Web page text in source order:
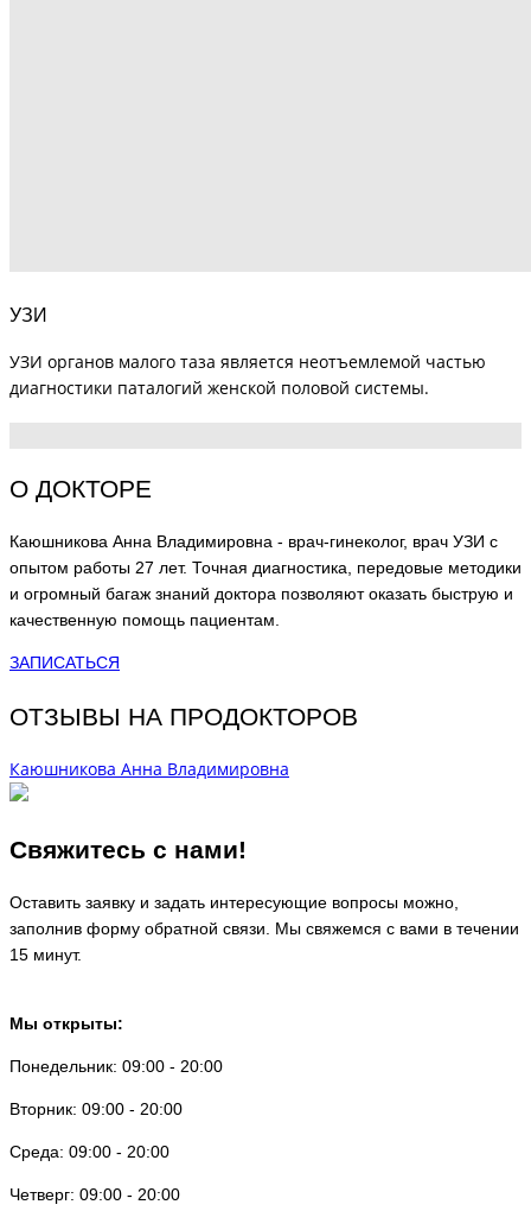
УЗИ
УЗИ органов малого таза является неотъемлемой частью
диагностики паталогий женской половой системы.
О ДОКТОРЕ
Каюшникова Анна Владимировна - врач-гинеколог, врач УЗИ с
опытом работы 27 лет. Точная диагностика, передовые методики
и огромный багаж знаний доктора позволяют оказать быструю и
качественную помощь пациентам.
ЗАПИСАТЬСЯ
ОТЗЫВЫ НА ПРОДОКТОРОВ
Каюшникова Анна Владимировна
Свяжитесь с нами!
Оставить заявку и задать интересующие вопросы можно,
заполнив форму обратной связи. Мы свяжемся с вами в течении
15 минут.
Мы открыты:
Понедельник: 09:00 - 20:00
Вторник: 09:00 - 20:00
Среда: 09:00 - 20:00
Четверг: 09:00 - 20:00